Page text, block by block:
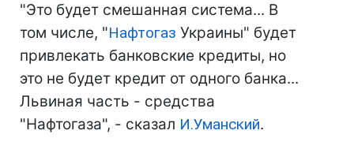
"Это будет смешанная система... В
том числе, "Нафтогаз Украины" будет
привлекать банковские кредиты, но
это не будет кредит от одного банка...
Львиная часть - средства
"Нафтогаза", - сказал И.Уманский.